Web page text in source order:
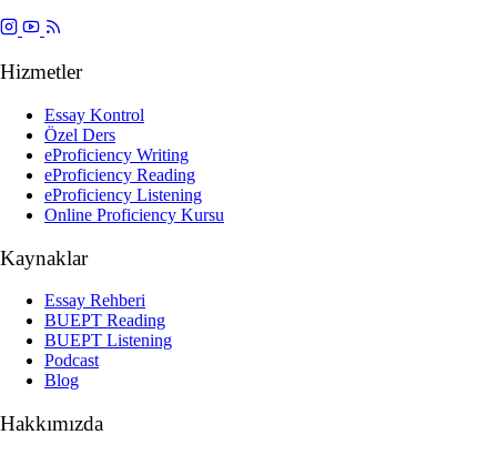
Hizmetler
Essay Kontrol
Özel Ders
eProficiency Writing
eProficiency Reading
eProficiency Listening
Online Proficiency Kursu
Kaynaklar
Essay Rehberi
BUEPT Reading
BUEPT Listening
Podcast
Blog
Hakkımızda